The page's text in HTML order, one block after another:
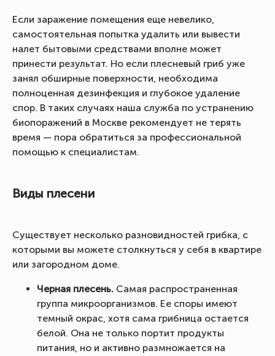
Если заражение помещения еще невелико,
самостоятельная попытка удалить или вывести
налет бытовыми средствами вполне может
принести результат. Но если плесневый гриб уже
занял обширные поверхности, необходима
полноценная дезинфекция и глубокое удаление
спор. В таких случаях наша служба по устранению
биопоражений в Москве рекомендует не терять
время — пора обратиться за профессиональной
помощью к специалистам.
Виды плесени
Существует несколько разновидностей грибка, с
которыми вы можете столкнуться у себя в квартире
или загородном доме.
Черная плесень. Самая распространенная
группа микроорганизмов. Ее споры имеют
темный окрас, хотя сама грибница остается
белой. Она не только портит продукты
питания, но и активно размножается на